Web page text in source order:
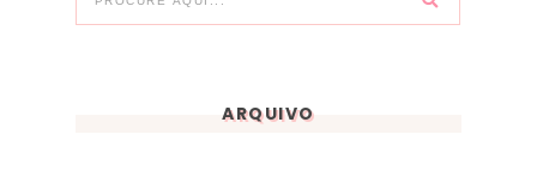
ARQUIVO